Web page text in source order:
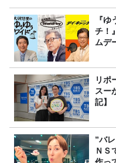
『
チ！
ムデ
リポ
スー
記】
”バ
ＮＳ